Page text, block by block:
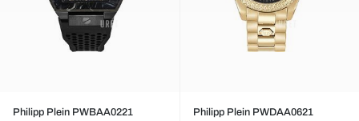
Philipp Plein PWBAA0221
Philipp Plein PWDAA0621